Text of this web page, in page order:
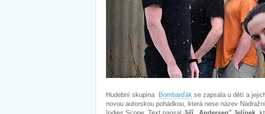
Hudební skupina Bombarďák se zapsala u dětí a
novou autorskou pohádkou, která nese název